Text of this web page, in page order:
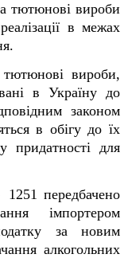
тютюнові вироби
в межах
вироби,
в Україну до
законом
в обігу до їх
придатності для
передбачено
імпортером
за новим
алкогольних